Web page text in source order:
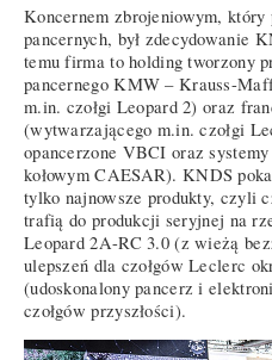
Koncernem zbrojeniowym, który
pancernych, był zdecydowanie
temu firma to holding tworzony
pancernego KMW – Krauss-
m.in. czołgi Leopard 2) oraz
(wytwarzającego m.in. czołgi
opancerzone VBCI oraz
kołowym CAESAR). KNDS
tylko najnowsze produkty, czyli
trafią do produkcji seryjnej na
Leopard 2A-RC 3.0 (z wieżą
ulepszeń dla czołgów Leclerc
(udoskonalony pancerz i
czołgów przyszłości).